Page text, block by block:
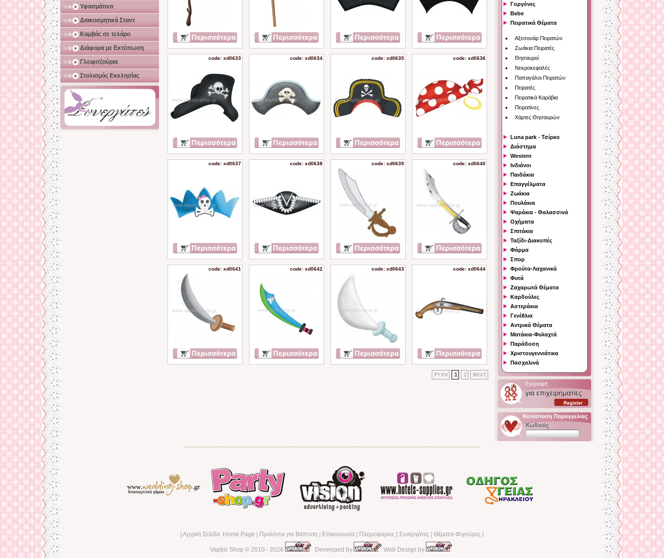
Υφασμάτινα
Διακοσμητικά Σταντ
Καμβάς σε τελάρο
Διάφορα με Εκτύπωση
Γλειφιτζούρια
Στολισμός Εκκλησίας
code: xd0633 code: xd0634 code: xd0635 code: xd0636
code: xd0637 code: xd0638 code: xd0639 code: xd0640
code: xd0641 code: xd0642 code: xd0643 code: xd0644
Next
2
1
Prev
Γοργόνες
Bebe
Πειρατικά Θέματα
Αξεσουάρ Πειρατών
Ζωάκια Πειρατές
Θησαυροί
Νεκροκεφαλές
Παπαγάλοι Πειρατών
Πειρατές
Πειρατικά Καράβια
Πειρατίνες
Χάρτες Θησαυρών
Luna park - Τσίρκο
Διάστημα
Western
Ινδιάνοι
Παιδάκια
Επαγγέλματα
Ζωάκια
Πουλάκια
Ψαράκια - Θαλασσινά
Οχήματα
Σπιτάκια
Ταξίδι-Διακοπές
Φάρμα
Σπορ
Φρούτα-Λαχανικά
Φυτά
Ζαχαρωτά Θέματα
Καρδούλες
Αστεράκια
Γενέθλια
Αντρικά Θέματα
Ματάκια-Φυλαχτά
Παράδοση
Χριστουγεννιάτικα
Πασχαλινά
Αρχική Σελίδα Home Page Προϊόντα για Βάπτιση Επικοινωνία Πληροφορίες Συνεργάτες Θέματα-Φιγούρες
Vaptisi Shop © 2010 - 2026 Developed by Web Design by